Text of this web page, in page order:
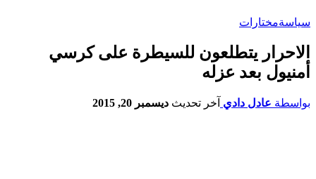
سياسةمختارات
الاحرار يتطلعون للسيطرة على كرسي
أمنيول بعد عزله
بواسطة عادل دادي آخر تحديث ديسمبر 20, 2015